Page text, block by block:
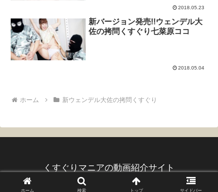
2018.05.23
新バージョン発売!!ウェンデル大
佐の拷問くすぐり七菜原ココ
2018.05.04
ホーム 新ウェンデル大佐の拷問くすぐり
くすぐりマニアの動画紹介サイト
© 2017 くすぐりマニアの動画紹介サイト.
ホーム 検索 トップ サイドバー